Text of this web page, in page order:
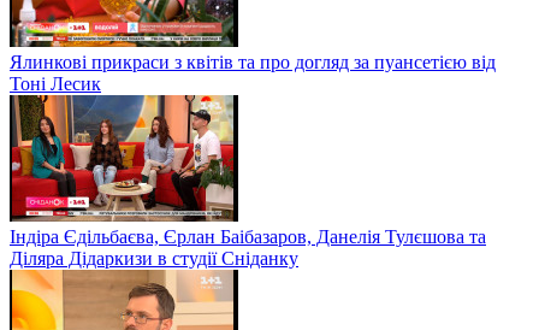
Ялинкові прикраси з квітів та про догляд за пуансетією від
Тоні Лесик
Індіра Єдільбаєва, Єрлан Баібазаров, Данелія Тулєшова та
Діляра Дідаркизи в студії Сніданку